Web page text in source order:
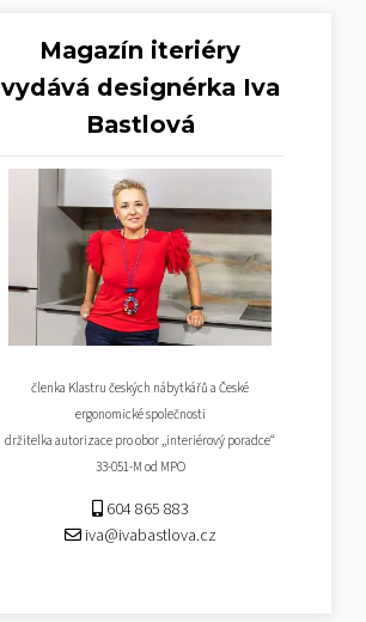
Magazín iteriéry
vydává designérka Iva
Bastlová
členka Klastru českých nábytkářů a České
ergonomické společnosti
držitelka autorizace pro obor „interiérový poradce“
33-051-M od MPO
604 865 883
iva@ivabastlova.cz